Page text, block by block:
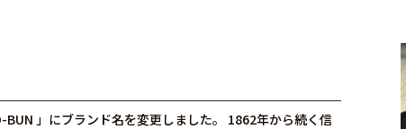
」にブランド名を変更しました。 1862年から続く信